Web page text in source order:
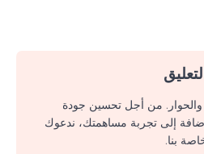
والحوار. من أجل تحسين جودة
إلى تجربة مساهمتك، ندعوك
بنا.